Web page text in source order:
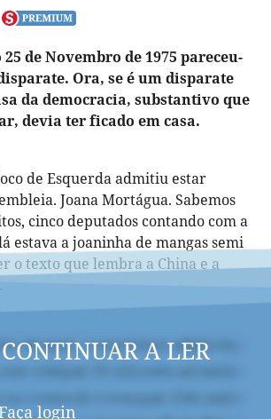
de Novembro de 1975 pareceu-
Ora, se é um disparate
da democracia, substantivo que
devia ter ficado em casa.
de Esquerda admitiu estar
Joana Mortágua. Sabemos
cinco deputados contando com a
estava a joaninha de mangas semi
o texto que lembra a China e a
A LER
login